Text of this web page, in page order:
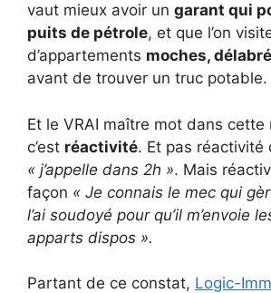
vaut mieux avoir un garant qui
puits de pétrole, et que l’on
d’appartements moches,
avant de trouver un truc potable.
Et le VRAI maître mot dans cette
c’est réactivité. Et pas réactivité
« j’appelle dans 2h ». Mais
façon « Je connais le mec qui
l’ai soudoyé pour qu’il m’envoie
apparts dispos ».
Partant de ce constat, Logic-